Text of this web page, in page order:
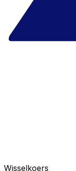
Wisselkoers